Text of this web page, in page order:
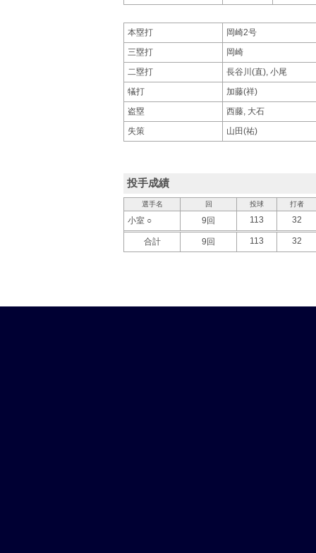
本塁打
岡崎2号
三塁打
岡崎
二塁打
長谷川(直), 小尾
犠打
加藤(祥)
盗塁
西藤, 大石
失策
山田(祐)
投手成績
選手名 回 投球 打者
小室 ○ 9回 113 32
合計 9回 113 32